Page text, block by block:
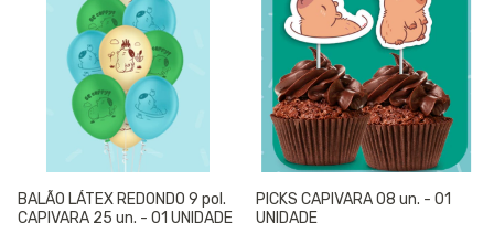
BALÃO LÁTEX REDONDO 9 pol.
CAPIVARA 25 un. - 01 UNIDADE
PICKS CAPIVARA 08 un. - 01
UNIDADE